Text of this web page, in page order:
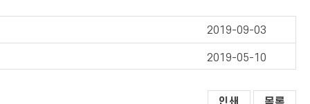
2019-09-03
2019-05-10